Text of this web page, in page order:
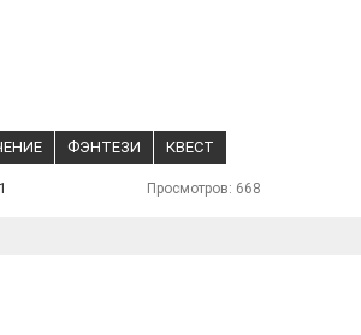
ФЭНТЕЗИ КВЕСТ
Просмотров: 668